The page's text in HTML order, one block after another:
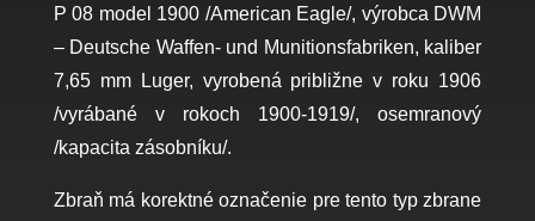
P 08 model 1900 /American Eagle/, výrobca DWM
– Deutsche Waffen- und Munitionsfabriken, kaliber
7,65 mm Luger, vyrobená približne v roku 1906
/vyrábané v rokoch 1900-1919/, osemranový
/kapacita zásobníku/.
Zbraň má korektné označenie pre tento typ zbrane